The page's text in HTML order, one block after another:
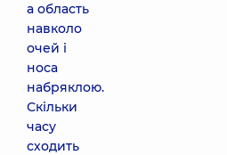
а область
навколо
очей і
носа
набряклою.
Скільки
часу
сходить